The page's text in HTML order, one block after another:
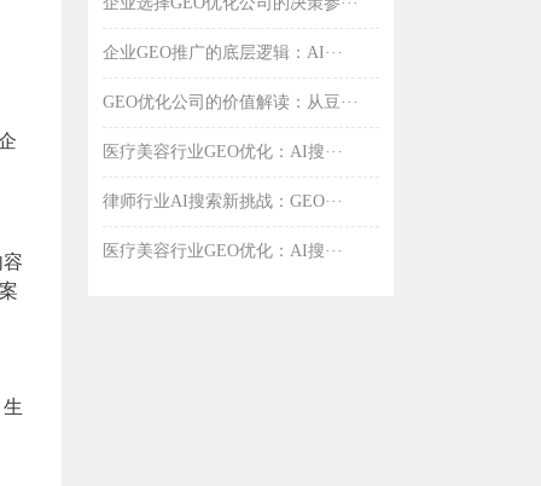
企业GEO推广的底层逻辑：AI···
GEO优化公司的价值解读：从豆···
医疗美容行业GEO优化：AI搜···
律师行业AI搜索新挑战：GEO···
医疗美容行业GEO优化：AI搜···